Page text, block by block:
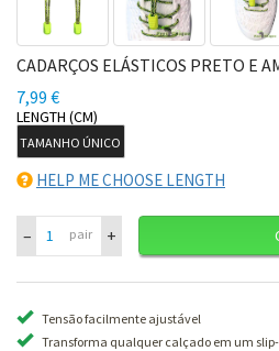
CADARÇOS ELÁSTICOS PRETO E
7,99 €
LENGTH (CM)
TAMANHO ÚNICO
HELP ME CHOOSE LENGTH
– pair +
Tensão facilmente ajustável
Transforma qualquer calçado em um